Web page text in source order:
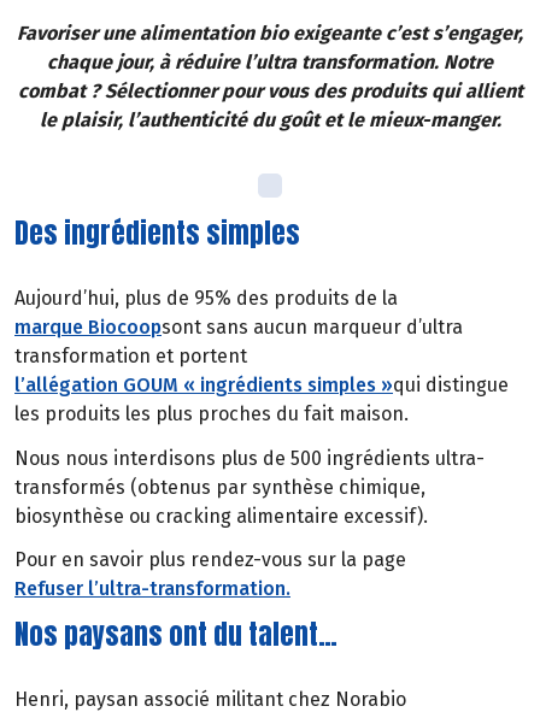
Favoriser une alimentation bio exigeante c’est s’engager,
chaque jour, à réduire l’ultra transformation. Notre
combat ? Sélectionner pour vous des produits qui allient
le plaisir, l’authenticité du goût et le mieux-manger.
Des ingrédients simples
Aujourd’hui, plus de 95% des produits de la
marque Biocoopsont sans aucun marqueur d’ultra
transformation et portent
l’allégation GOUM « ingrédients simples »qui distingue
les produits les plus proches du fait maison.
Nous nous interdisons plus de 500 ingrédients ultra-
transformés (obtenus par synthèse chimique,
biosynthèse ou cracking alimentaire excessif).
Pour en savoir plus rendez-vous sur la page
Refuser l’ultra-transformation.
Nos paysans ont du talent…
Henri, paysan associé militant chez Norabio